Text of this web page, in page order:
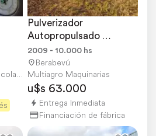
Guillermo Martinez Agricola S.A.
Pulverizador
Autopropulsado
Metalfor 3200
2009 - 10.000 hs
Berabevú
Multiagro Maquinarias
u$s 63.000
Entrega Inmediata
Financiación de fábrica